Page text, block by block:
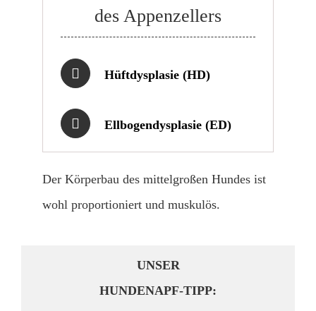
des Appenzellers
Hüftdysplasie (HD)
Ellbogendysplasie (ED)
Der Körperbau des mittelgroßen Hundes ist
wohl proportioniert und muskulös.
UNSER
HUNDENAPF-TIPP: